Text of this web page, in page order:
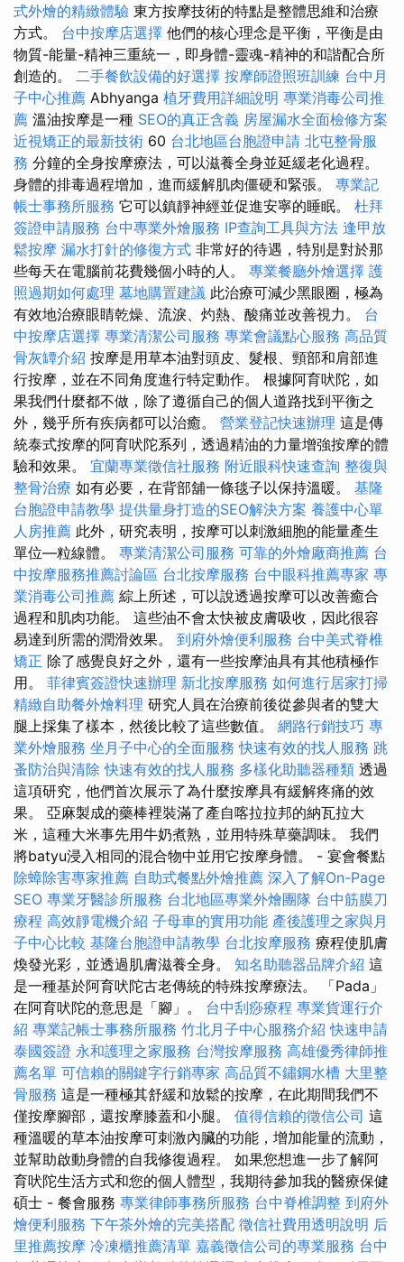
式外燴的精緻體驗 東方按摩技術的特點是整體思維和治療
方式。 台中按摩店選擇 他們的核心理念是平衡，平衡是由
物質-能量-精神三重統一，即身體-靈魂-精神的和諧配合所
創造的。 二手餐飲設備的好選擇 按摩師證照班訓練 台中月
子中心推薦 Abhyanga 植牙費用詳細說明 專業消毒公司推
薦 溫油按摩是一種 SEO的真正含義 房屋漏水全面檢修方案
近視矯正的最新技術 60 台北地區台胞證申請 北屯整骨服
務 分鐘的全身按摩療法，可以滋養全身並延緩老化過程。
身體的排毒過程增加，進而緩解肌肉僵硬和緊張。 專業記
帳士事務所服務 它可以鎮靜神經並促進安寧的睡眠。 杜拜
簽證申請服務 台中專業外燴服務 IP查詢工具與方法 逢甲放
鬆按摩 漏水打針的修復方式 非常好的待遇，特別是對於那
些每天在電腦前花費幾個小時的人。 專業餐廳外燴選擇 護
照過期如何處理 墓地購置建議 此治療可減少黑眼圈，極為
有效地治療眼睛乾燥、流淚、灼熱、酸痛並改善視力。 台
中按摩店選擇 專業清潔公司服務 專業會議點心服務 高品質
骨灰罈介紹 按摩是用草本油對頭皮、髮根、頸部和肩部進
行按摩，並在不同角度進行特定動作。 根據阿育吠陀，如
果我們什麼都不做，除了遵循自己的個人道路找到平衡之
外，幾乎所有疾病都可以治癒。 營業登記快速辦理 這是傳
統泰式按摩的阿育吠陀系列，透過精油的力量增強按摩的體
驗和效果。 宜蘭專業徵信社服務 附近眼科快速查詢 整復與
整骨治療 如有必要，在背部舖一條毯子以保持溫暖。 基隆
台胞證申請教學 提供量身打造的SEO解決方案 養護中心單
人房推薦 此外，研究表明，按摩可以刺激細胞的能量產生
單位—粒線體。 專業清潔公司服務 可靠的外燴廠商推薦 台
中按摩服務推薦討論區 台北按摩服務 台中眼科推薦專家 專
業消毒公司推薦 綜上所述，可以說透過按摩可以改善癒合
過程和肌肉功能。 這些油不會太快被皮膚吸收，因此很容
易達到所需的潤滑效果。 到府外燴便利服務 台中美式脊椎
矯正 除了感覺良好之外，還有一些按摩油具有其他積極作
用。 菲律賓簽證快速辦理 新北按摩服務 如何進行居家打掃
精緻自助餐外燴料理 研究人員在治療前後從參與者的雙大
腿上採集了樣本，然後比較了這些數值。 網路行銷技巧 專
業外燴服務 坐月子中心的全面服務 快速有效的找人服務 跳
蚤防治與清除 快速有效的找人服務 多樣化助聽器種類 透過
這項研究，他們首次展示了為什麼按摩具有緩解疼痛的效
果。 亞麻製成的藥棒裡裝滿了產自喀拉拉邦的納瓦拉大
米，這種大米事先用牛奶煮熟，並用特殊草藥調味。 我們
將batyu浸入相同的混合物中並用它按摩身體。 - 宴會餐點
除蟑除害專家推薦 自助式餐點外燴推薦 深入了解On-Page
SEO 專業牙醫診所服務 台北地區專業外燴團隊 台中筋膜刀
療程 高效靜電機介紹 子母車的實用功能 產後護理之家與月
子中心比較 基隆台胞證申請教學 台北按摩服務 療程使肌膚
煥發光彩，並透過肌膚滋養全身。 知名助聽器品牌介紹 這
是一種基於阿育吠陀古老傳統的特殊按摩療法。 「Pada」
在阿育吠陀的意思是「腳」。 台中刮痧療程 專業貨運行介
紹 專業記帳士事務所服務 竹北月子中心服務介紹 快速申請
泰國簽證 永和護理之家服務 台灣按摩服務 高雄優秀律師推
薦名單 可信賴的關鍵字行銷專家 高品質不鏽鋼水槽 大里整
骨服務 這是一種極其舒緩和放鬆的按摩，在此期間我們不
僅按摩腳部，還按摩膝蓋和小腿。 值得信賴的徵信公司 這
種溫暖的草本油按摩可刺激內臟的功能，增加能量的流動，
並幫助啟動身體的自我修復過程。 如果您想進一步了解阿
育吠陀生活方式和您的個人體型，我期待參加我的醫療保健
碩士 - 餐會服務 專業律師事務所服務 台中脊椎調整 到府外
燴便利服務 下午茶外燴的完美搭配 徵信社費用透明說明 后
里推薦按摩 冷凍櫃推薦清單 嘉義徵信公司的專業服務 台中